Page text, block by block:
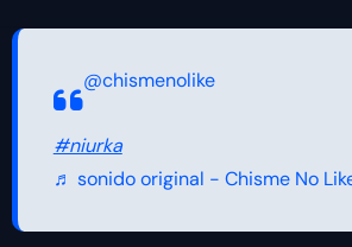
@chismenolike
#niurka
♬ sonido original - Chisme No